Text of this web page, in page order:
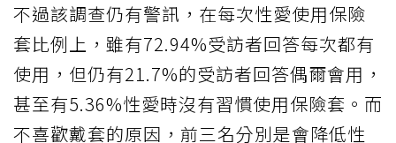
不過該調查仍有警訊，在每次性愛使用保險
套比例上，雖有72.94%受訪者回答每次都有
使用，但仍有21.7%的受訪者回答偶爾會用，
甚至有5.36%性愛時沒有習慣使用保險套。而
不喜歡戴套的原因，前三名分別是會降低性